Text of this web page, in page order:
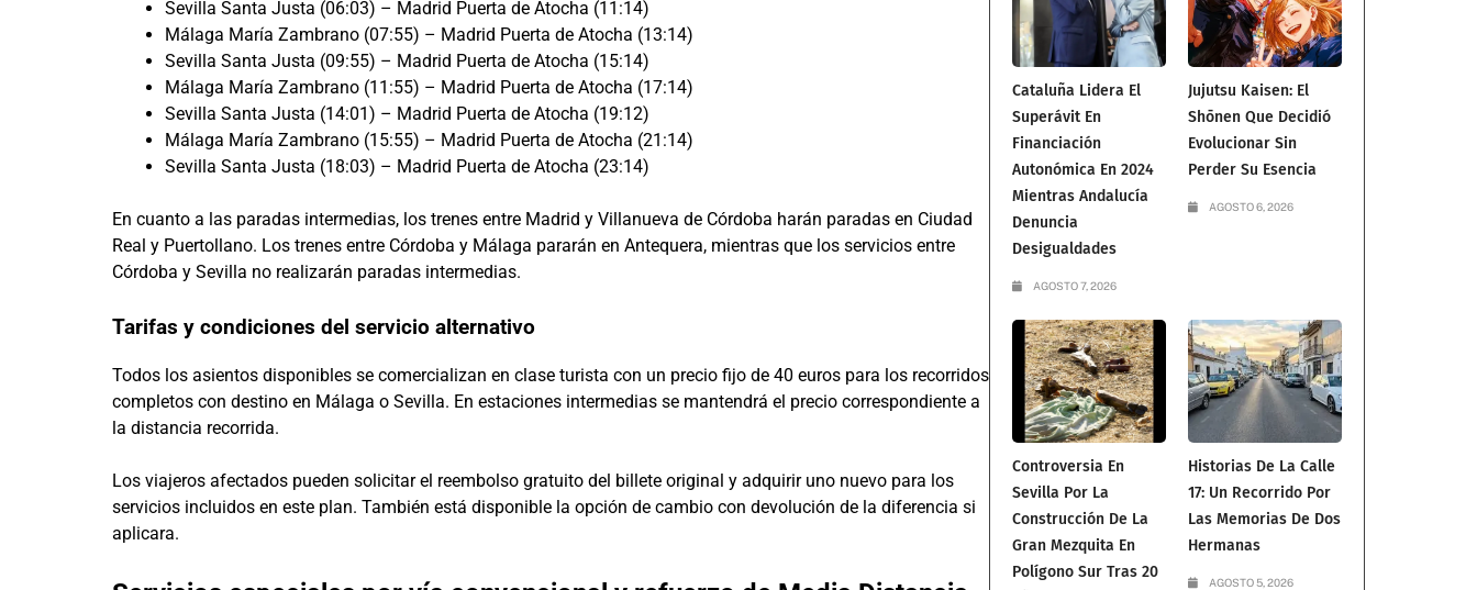
Sevilla Santa Justa (06:03) – Madrid Puerta de Atocha (11:14)
Málaga María Zambrano (07:55) – Madrid Puerta de Atocha (13:14)
Sevilla Santa Justa (09:55) – Madrid Puerta de Atocha (15:14)
Málaga María Zambrano (11:55) – Madrid Puerta de Atocha (17:14)
Sevilla Santa Justa (14:01) – Madrid Puerta de Atocha (19:12)
Málaga María Zambrano (15:55) – Madrid Puerta de Atocha (21:14)
Sevilla Santa Justa (18:03) – Madrid Puerta de Atocha (23:14)
En cuanto a las paradas intermedias, los trenes entre Madrid y Villanueva de Córdoba harán paradas en Ciudad
Real y Puertollano. Los trenes entre Córdoba y Málaga pararán en Antequera, mientras que los servicios entre
Córdoba y Sevilla no realizarán paradas intermedias.
Tarifas y condiciones del servicio alternativo
Todos los asientos disponibles se comercializan en clase turista con un precio fijo de 40 euros para los recorridos
completos con destino en Málaga o Sevilla. En estaciones intermedias se mantendrá el precio correspondiente a
la distancia recorrida.
Los viajeros afectados pueden solicitar el reembolso gratuito del billete original y adquirir uno nuevo para los
servicios incluidos en este plan. También está disponible la opción de cambio con devolución de la diferencia si
aplicara.
Cataluña Lidera El
Superávit En
Financiación
Autonómica En 2024
Mientras Andalucía
Denuncia
Desigualdades
AGOSTO 7, 2026
Jujutsu Kaisen: El
Shōnen Que Decidió
Evolucionar Sin
Perder Su Esencia
AGOSTO 6, 2026
Controversia En
Sevilla Por La
Construcción De La
Gran Mezquita En
Polígono Sur Tras 20
Historias De La Calle
17: Un Recorrido Por
Las Memorias De Dos
Hermanas
AGOSTO 5, 2026